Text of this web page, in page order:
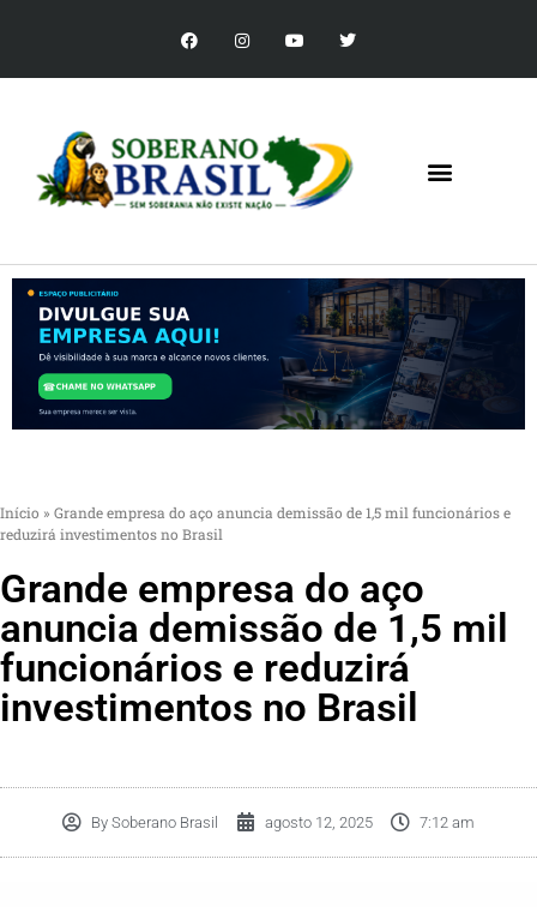
Início » Grande empresa do aço anuncia demissão de 1,5 mil funcionários e
reduzirá investimentos no Brasil
Grande empresa do aço
anuncia demissão de 1,5 mil
funcionários e reduzirá
investimentos no Brasil
By Soberano Brasil agosto 12, 2025 7:12 am